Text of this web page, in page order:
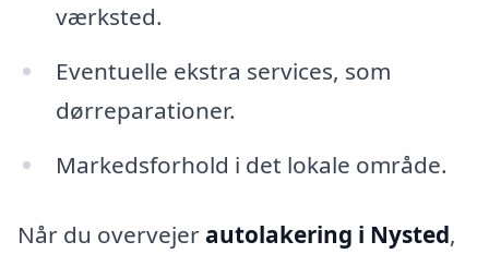
værksted.
Eventuelle ekstra services, som
dørreparationer.
Markedsforhold i det lokale område.
Når du overvejer autolakering i Nysted,